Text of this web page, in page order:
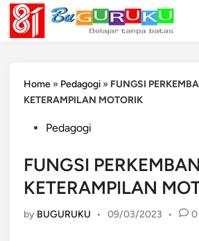
Skip
content
Home » Pedagogi » FUNGSI
KETERAMPILAN MOTORIK
PostedPedagogi
FUNGSI
KETERAMPILAN
by BUGURUKU • 09/03/2023 • 0